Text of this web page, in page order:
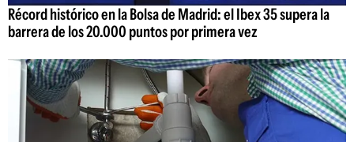
Récord histórico en la Bolsa de Madrid: el Ibex 35 supera la
barrera de los 20.000 puntos por primera vez